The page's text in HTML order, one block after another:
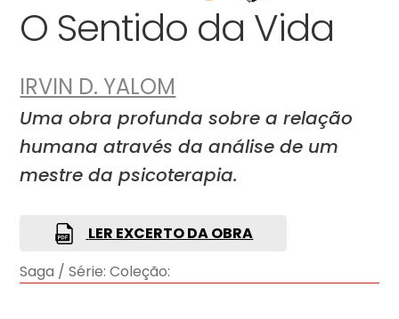
O Sentido da Vida
IRVIN D. YALOM
Uma obra profunda sobre a relação
humana através da análise de um
mestre da psicoterapia.
LER EXCERTO DA OBRA
Saga / Série: Coleção: